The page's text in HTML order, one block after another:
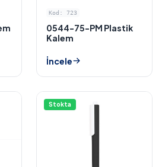
Kod: 723
0544-75-PM Plastik
Kalem
İncele
Stokta